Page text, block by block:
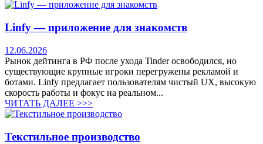
Linfy — приложение для знакомств
12.06.2026
Рынок дейтинга в РФ после ухода Tinder освободился, но
существующие крупные игроки перегружены рекламой и
ботами. Linfy предлагает пользователям чистый UX, высокую
скорость работы и фокус на реальном...
ЧИТАТЬ ДАЛЕЕ >>>
Текстильное производство